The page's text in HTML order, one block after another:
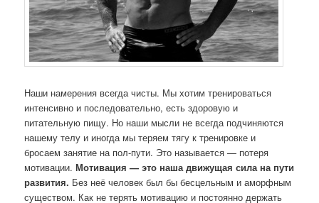
Наши намерения всегда чисты. Мы хотим тренироваться
интенсивно и последовательно, есть здоровую и
питательную пищу. Но наши мысли не всегда подчиняются
нашему телу и иногда мы теряем тягу к тренировке и
бросаем занятие на пол-пути. Это называется — потеря
мотивации.Мотивация — это наша движущая сила на пути
развития. Без неё человек был бы бесцельным и аморфным
существом. Как не терять мотивацию и постоянно держать